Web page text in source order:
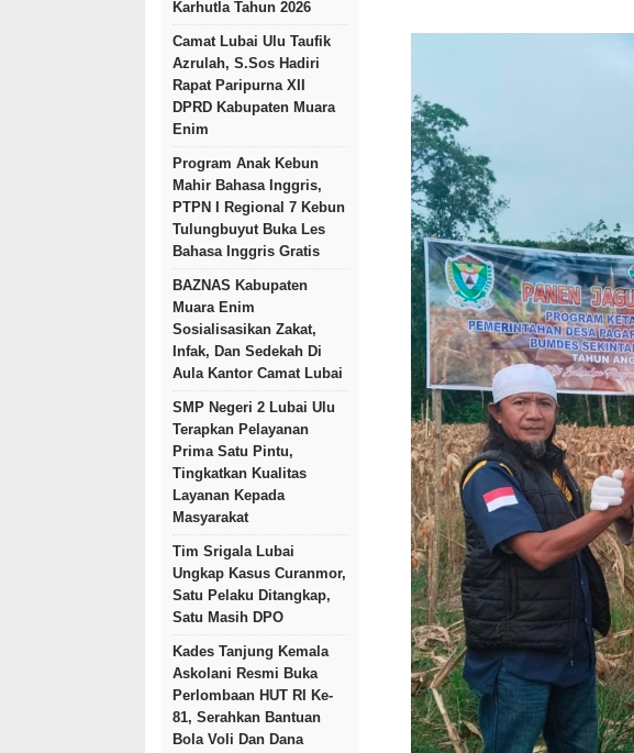
Karhutla Tahun 2026
Camat Lubai Ulu Taufik
Azrulah, S.Sos Hadiri
Rapat Paripurna XII
DPRD Kabupaten Muara
Enim
Program Anak Kebun
Mahir Bahasa Inggris,
PTPN I Regional 7 Kebun
Tulungbuyut Buka Les
Bahasa Inggris Gratis
BAZNAS Kabupaten
Muara Enim
Sosialisasikan Zakat,
Infak, Dan Sedekah Di
Aula Kantor Camat Lubai
SMP Negeri 2 Lubai Ulu
Terapkan Pelayanan
Prima Satu Pintu,
Tingkatkan Kualitas
Layanan Kepada
Masyarakat
Tim Srigala Lubai
Ungkap Kasus Curanmor,
Satu Pelaku Ditangkap,
Satu Masih DPO
Kades Tanjung Kemala
Askolani Resmi Buka
Perlombaan HUT RI Ke-
81, Serahkan Bantuan
Bola Voli Dan Dana